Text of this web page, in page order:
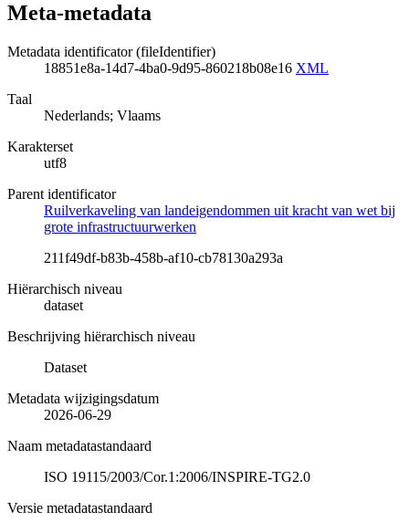
Meta-metadata
Metadata identificator (fileIdentifier)
18851e8a-14d7-4ba0-9d95-860218b08e16 XML
Taal
Nederlands; Vlaams
Karakterset
utf8
Parent identificator
Ruilverkaveling van landeigendommen uit kracht van wet bij
grote infrastructuurwerken
211f49df-b83b-458b-af10-cb78130a293a
Hiërarchisch niveau
dataset
Beschrijving hiërarchisch niveau
Dataset
Metadata wijzigingsdatum
2026-06-29
Naam metadatastandaard
ISO 19115/2003/Cor.1:2006/INSPIRE-TG2.0
Versie metadatastandaard